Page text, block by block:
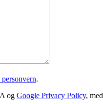
.
og Google Privacy Policy, med